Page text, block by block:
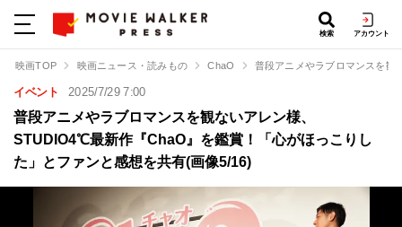
検索 アカウント
映画TOP 映画ニュース・読みもの ChaO 普段アニメやラブロマンスを観
イベント 2025/7/29 7:00
普段アニメやラブロマンスを観ないアレン様、
STUDIO4℃最新作『ChaO』を鑑賞！「心がほっこりし
た」とファンと感想を共有(画像5/16)